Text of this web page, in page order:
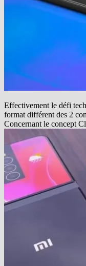
Effectivement le défi
format différent des 2
Concernant le concept